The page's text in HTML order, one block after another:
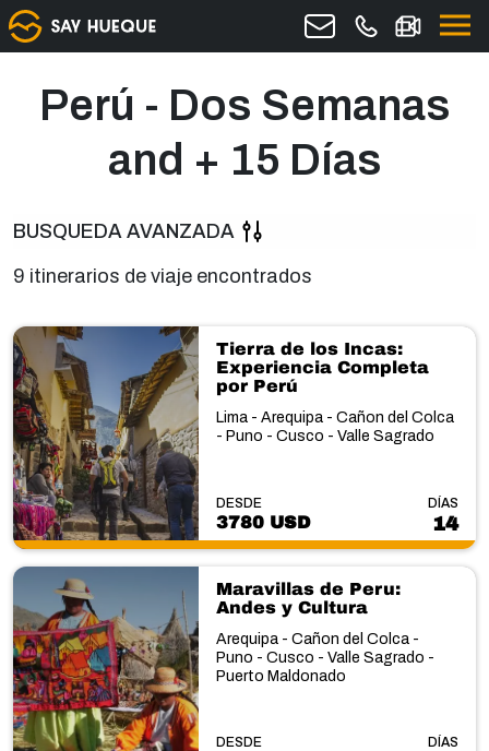
Perú - Dos Semanas
and + 15 Días
BUSQUEDA AVANZADA
9 itinerarios de viaje encontrados
Tierra de los Incas:
Experiencia Completa
por Perú
Lima - Arequipa - Cañon del Colca
- Puno - Cusco - Valle Sagrado
DESDE
3780 USD
DÍAS
14
Maravillas de Peru:
Andes y Cultura
Arequipa - Cañon del Colca -
Puno - Cusco - Valle Sagrado -
Puerto Maldonado
DESDE DÍAS